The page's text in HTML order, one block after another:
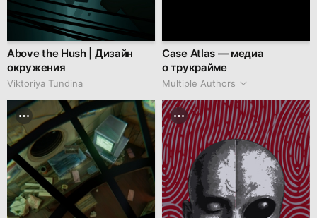
Above the Hush | Дизайн
окружения
Viktoriya Tundina
Case Atlas — медиа
о трукрайме
Multiple Authors